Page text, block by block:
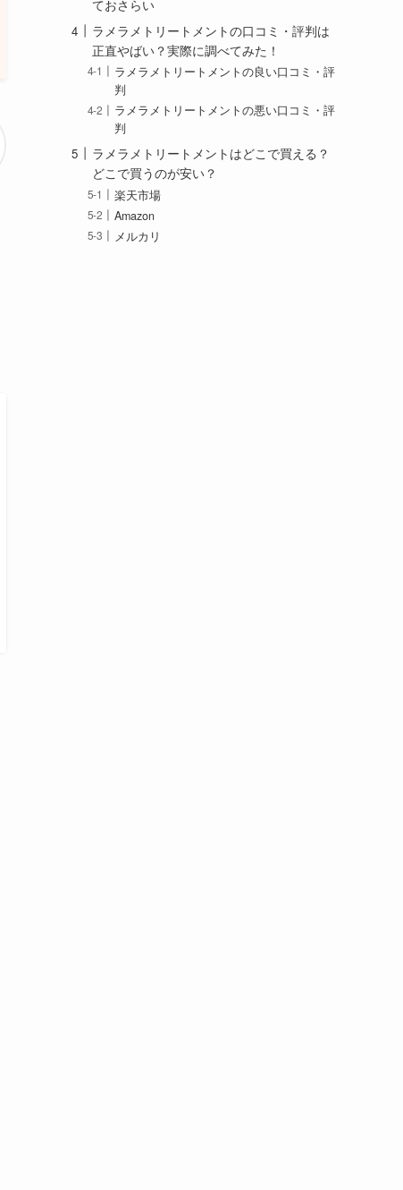
ておさらい
ラメラメトリートメントの口コミ・評判は
正直やばい？実際に調べてみた！
ラメラメトリートメントの良い口コミ・評
判
ラメラメトリートメントの悪い口コミ・評
判
ラメラメトリートメントはどこで買える？
どこで買うのが安い？
楽天市場
Amazon
メルカリ